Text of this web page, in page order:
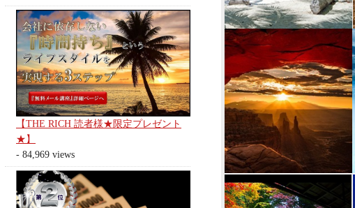
【THE RICH 読者様★限定プレゼント
★】
- 84,969 views